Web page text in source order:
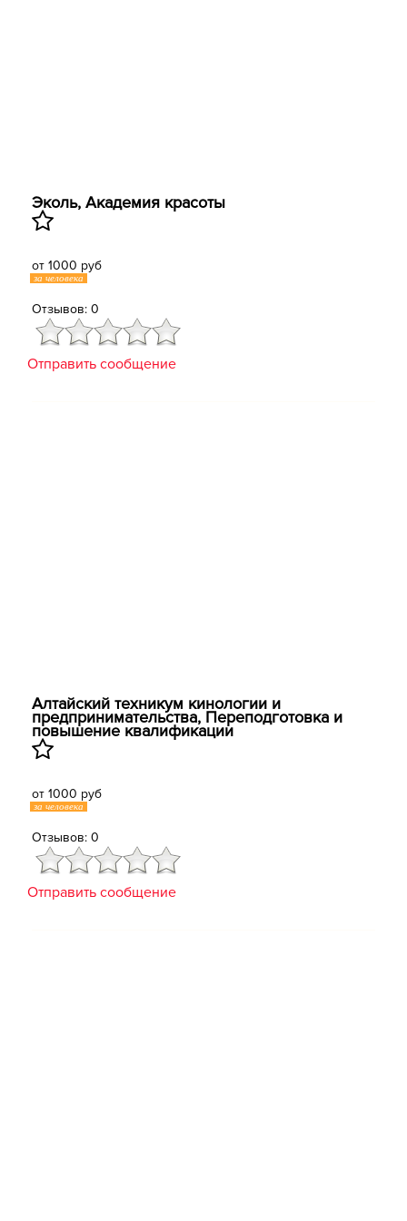
Эколь, Академия красоты
от 1000 руб
за человека
Отзывов: 0
Отправить сообщение
Алтайский техникум кинологии и
предпринимательства, Переподготовка и
повышение квалификации
от 1000 руб
за человека
Отзывов: 0
Отправить сообщение